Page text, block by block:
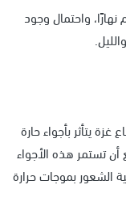
واحتمال وجود
يتأثر بأجواء حارة
تستمر هذه الأجواء
الشعور بموجات حرارة